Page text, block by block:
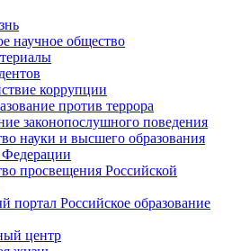
научное общество
коррупции
против террора
законопослушного поведения
науки и высшего образования
просвещения Российской
портал Российское образование
центр